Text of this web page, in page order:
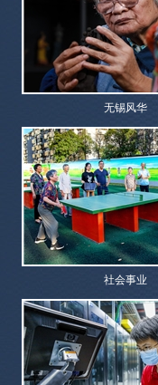
无锡风华
社会事业